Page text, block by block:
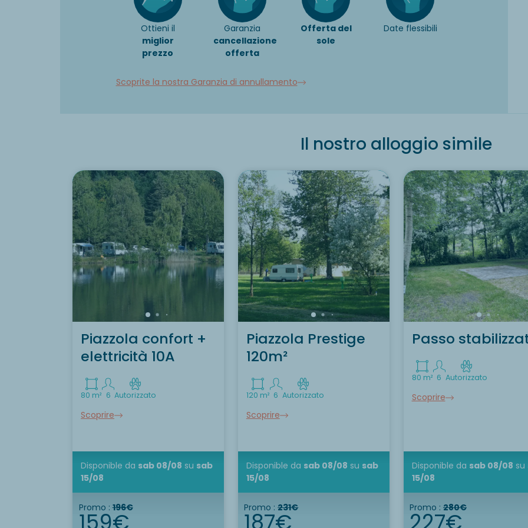
Ottieni il
miglior
prezzo
Garanzia
cancellazione
offerta
Offerta del
sole
Date flessibili
Scoprite la nostra Garanzia di annullamento
Il nostro alloggio simile
Piazzola confort +
elettricità 10A
80 m² 6 Autorizzato
Scoprire
Disponible da sab 08/08 su sab
15/08
Promo :196€
Piazzola Prestige
120m²
120 m² 6 Autorizzato
Scoprire
Disponible da sab 08/08 su sab
15/08
Promo :231€
Passo
80 m² 6 Autorizzato
Scoprire
Disponible da sab 08/08 su
15/08
Promo : 280€